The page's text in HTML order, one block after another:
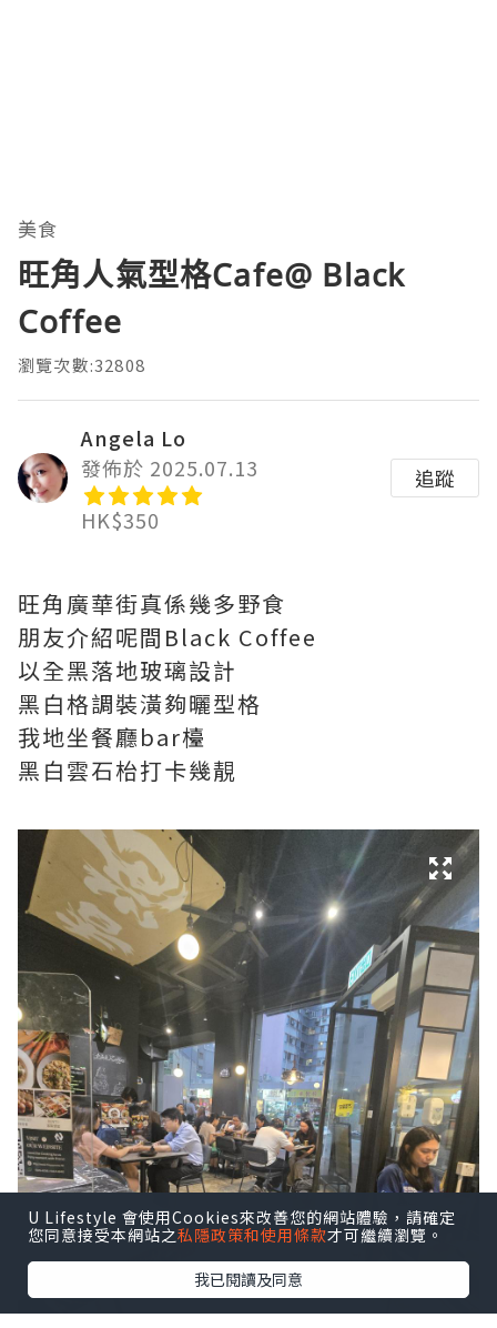
美食
旺角人氣型格Cafe@ Black
Coffee
瀏覽次數:32808
Angela Lo
發佈於 2025.07.13
HK$350
追蹤
旺角廣華街真係幾多野食
朋友介紹呢間Black Coffee
以全黑落地玻璃設計
黑白格調裝潢夠曬型格
我地坐餐廳bar檯
黑白雲石枱打卡幾靚
U Lifestyle 會使用Cookies來改善您的網站體驗，請確定
您同意接受本網站之私隱政策和使用條款才可繼續瀏覽。
我已閱讀及同意